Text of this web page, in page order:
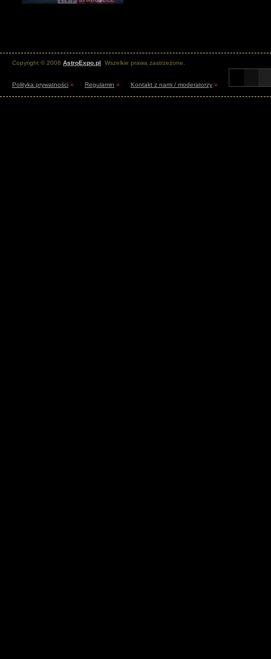
Copyright © 2008 AstroExpo.pl . Wszelkie prawa zastrzeżone.
Polityka prywatności » Regulamin » Kontakt z nami / moderatorzy »